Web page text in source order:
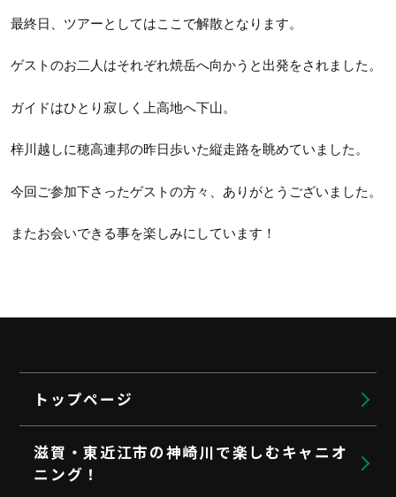
最終日、ツアーとしてはここで解散となります。
ゲストのお二人はそれぞれ焼岳へ向かうと出発をされました。
ガイドはひとり寂しく上高地へ下山。
梓川越しに穂高連邦の昨日歩いた縦走路を眺めていました。
今回ご参加下さったゲストの方々、ありがとうございました。
またお会いできる事を楽しみにしています！
トップページ
滋賀・東近江市の神崎川で楽しむキャニオ
ニング！